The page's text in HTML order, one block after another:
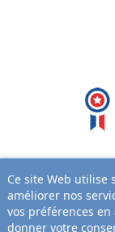
Ce site Web utilise
améliorer nos
vos préférences
donner votre